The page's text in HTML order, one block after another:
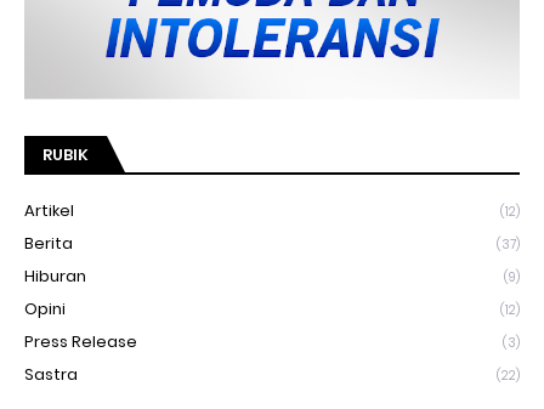
RUBIK
Artikel (12)
Berita (37)
Hiburan (9)
Opini (12)
Press Release (3)
Sastra (22)